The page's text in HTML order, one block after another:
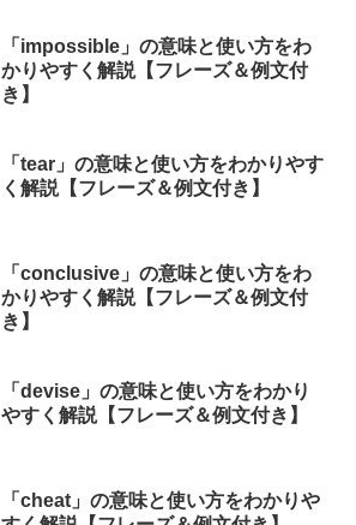
「impossible」の意味と使い方をわ
かりやすく解説【フレーズ＆例文付
き】
「tear」の意味と使い方をわかりやす
く解説【フレーズ＆例文付き】
「conclusive」の意味と使い方をわ
かりやすく解説【フレーズ＆例文付
き】
「devise」の意味と使い方をわかり
やすく解説【フレーズ＆例文付き】
「cheat」の意味と使い方をわかりや